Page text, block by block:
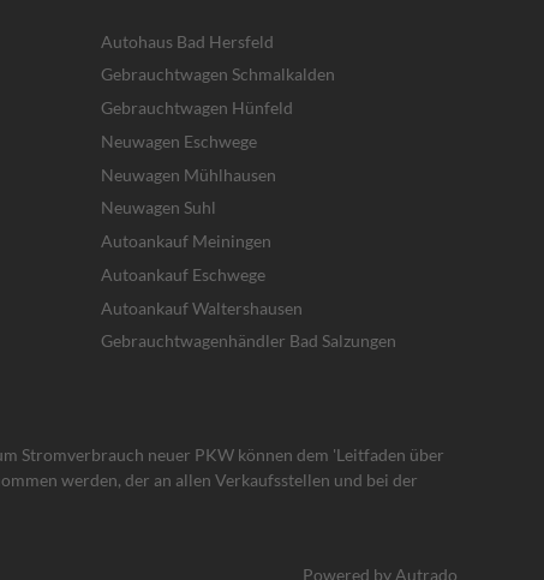
Autohaus Bad Hersfeld
Gebrauchtwagen Schmalkalden
Gebrauchtwagen Hünfeld
Neuwagen Eschwege
Neuwagen Mühlhausen
Neuwagen Suhl
Autoankauf Meiningen
Autoankauf Eschwege
Autoankauf Waltershausen
Gebrauchtwagenhändler Bad Salzungen
Stromverbrauch neuer PKW können dem 'Leitfaden über
werden, der an allen Verkaufsstellen und bei der
Powered by Autrado